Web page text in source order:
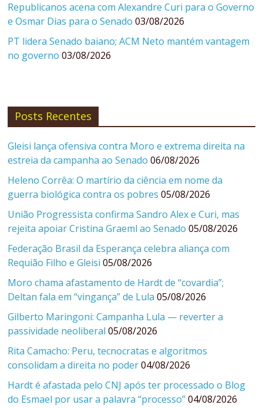
Republicanos acena com Alexandre Curi para o Governo
e Osmar Dias para o Senado 03/08/2026
PT lidera Senado baiano; ACM Neto mantém vantagem
no governo 03/08/2026
Posts Recentes
Gleisi lança ofensiva contra Moro e extrema direita na
estreia da campanha ao Senado 06/08/2026
Heleno Corrêa: O martírio da ciência em nome da
guerra biológica contra os pobres 05/08/2026
União Progressista confirma Sandro Alex e Curi, mas
rejeita apoiar Cristina Graeml ao Senado 05/08/2026
Federação Brasil da Esperança celebra aliança com
Requião Filho e Gleisi 05/08/2026
Moro chama afastamento de Hardt de “covardia”;
Deltan fala em “vingança” de Lula 05/08/2026
Gilberto Maringoni: Campanha Lula — reverter a
passividade neoliberal 05/08/2026
Rita Camacho: Peru, tecnocratas e algoritmos
consolidam a direita no poder 04/08/2026
Hardt é afastada pelo CNJ após ter processado o Blog
do Esmael por usar a palavra “processo” 04/08/2026